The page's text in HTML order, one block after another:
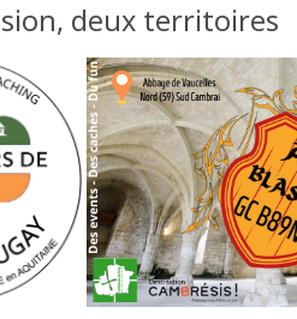
deux territoires